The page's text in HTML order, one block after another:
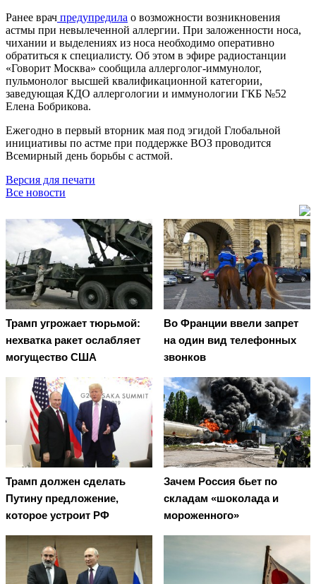
Ранее врач предупредила о возможности возникновения
астмы при невылеченной аллергии. При заложенности носа,
чихании и выделениях из носа необходимо оперативно
обратиться к специалисту. Об этом в эфире радиостанции
«Говорит Москва» сообщила аллерголог-иммунолог,
пульмонолог высшей квалификационной категории,
заведующая КДО аллергологии и иммунологии ГКБ №52
Елена Бобрикова.
Ежегодно в первый вторник мая под эгидой Глобальной
инициативы по астме при поддержке ВОЗ проводится
Всемирный день борьбы с астмой.
Версия для печати
Все новости
Трамп угрожает тюрьмой:
нехватка ракет ослабляет
могущество США
Во Франции ввели запрет
на один вид телефонных
звонков
Трамп должен сделать
Путину предложение,
которое устроит РФ
Зачем Россия бьет по
складам «шоколада и
мороженного»